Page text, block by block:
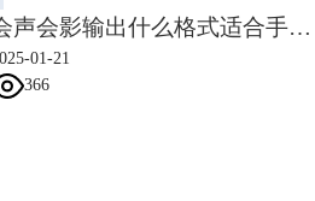
会声会影输出什么格式适合手机 会声会影输出手机视频尺寸
01-21
366